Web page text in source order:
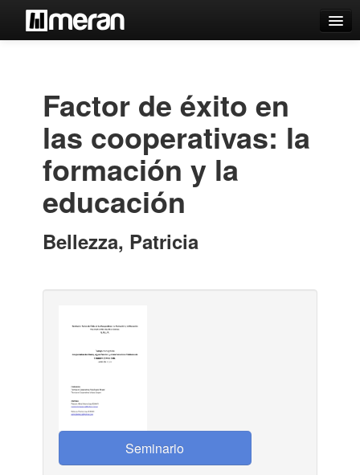
Estantes Virtuales
Contacto
Iniciar sesión
Factor de éxito en
las cooperativas: la
formación y la
educación
Bellezza, Patricia